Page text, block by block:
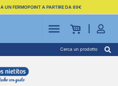
A UN FERMOPOINT A PARTIRE DA 89€
Cerca un prodotto